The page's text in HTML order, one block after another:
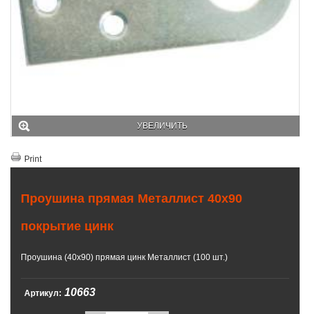
УВЕЛИЧИТЬ
Print
Проушина прямая Металлист 40х90
покрытие цинк
Проушина (40х90) прямая цинк Металлист (100 шт.)
Артикул: 10663